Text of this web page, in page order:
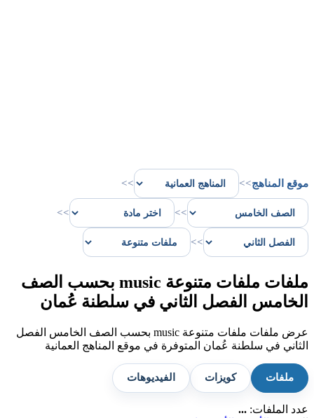
موقع المناهج>>
>>
>>
>>
>>
ملفات ملفات متنوعة music بحسب الصف
الخامس الفصل الثاني في سلطنة عُمان
عرض ملفات ملفات متنوعة music بحسب الصف الخامس الفصل
الثاني في سلطنة عُمان المتوفرة في موقع المناهج العمانية
ملفات كويزات الفيديوهات
عدد الملفات: ...